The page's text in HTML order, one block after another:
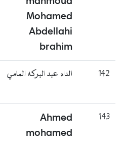
Mohamed
Abdellahi
brahim
142 الداه عبد البركه المامي
143
Ahmed
mohamed